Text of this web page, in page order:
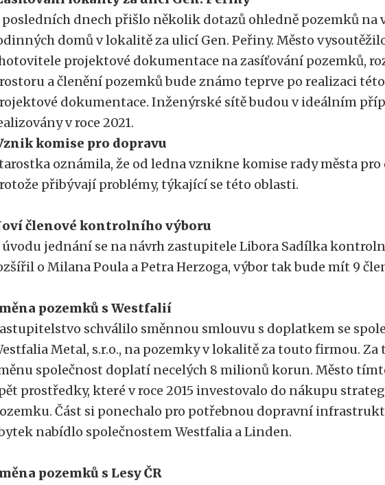
posledních dnech přišlo několik dotazů ohledně pozemků na
domů v lokalitě za ulicí Gen. Peřiny. Město
projektové dokumentace na zasíťování pozemků,
a členění pozemků bude známo teprve po realizaci této
dokumentace. Inženýrské sítě budou v ideálním
v roce 2021.
komise pro dopravu
oznámila, že od ledna vznikne komise rady města pro
přibývají problémy, týkající se této oblasti.
členové kontrolního výboru
úvodu jednání se na návrh zastupitele Libora Sadílka
o Milana Poula a Petra Herzoga, výbor tak bude mít 9
pozemků s Westfalií
schválilo směnnou smlouvu s doplatkem se
Metal, s.r.o., na pozemky v lokalitě za touto firmou. Za
společnost doplatí necelých 8 milionů korun. Město
prostředky, které v roce 2015 investovalo do nákupu
Část si ponechalo pro potřebnou dopravní
nabídlo společnostem Westfalia a Linden.
pozemků s Lesy ČR